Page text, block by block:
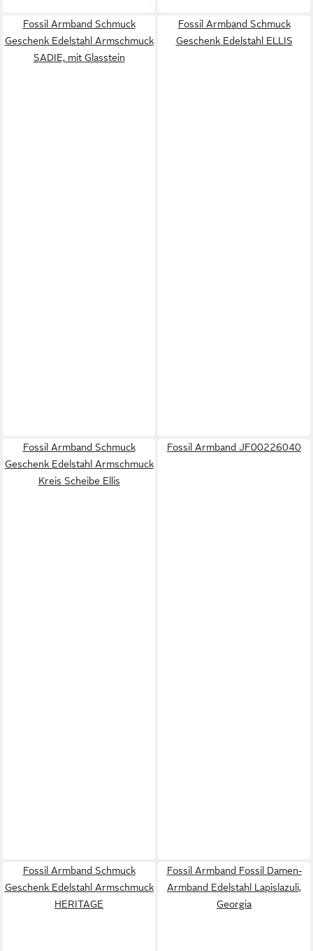
Fossil Armband Schmuck
Geschenk Edelstahl Armschmuck
SADIE, mit Glasstein
Fossil Armband Schmuck
Geschenk Edelstahl ELLIS
Fossil Armband Schmuck
Geschenk Edelstahl Armschmuck
Kreis Scheibe Ellis
Fossil Armband JF00226040
Fossil Armband Schmuck
Geschenk Edelstahl Armschmuck
HERITAGE
Fossil Armband Fossil Damen-
Armband Edelstahl Lapislazuli,
Georgia